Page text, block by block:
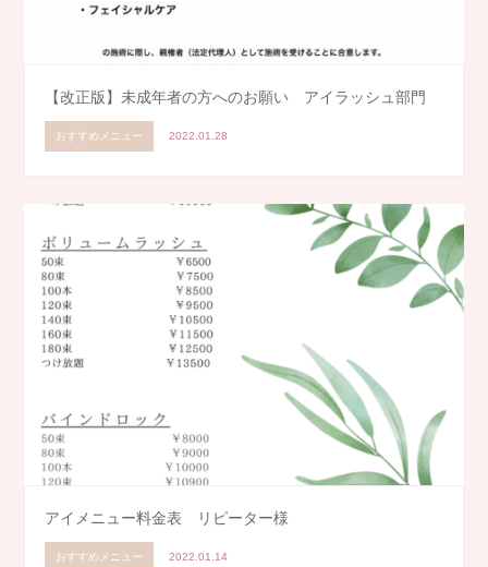
【改正版】未成年者の方へのお願い アイラッシュ部門
おすすめメニュー 2022.01.28
アイメニュー料金表 リピーター様
おすすめメニュー 2022.01.14